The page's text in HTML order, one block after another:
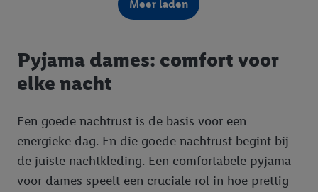
Meer laden
Pyjama dames: comfort voor
elke nacht
Een goede nachtrust is de basis voor een
energieke dag. En die goede nachtrust begint bij
de juiste nachtkleding. Een comfortabele pyjama
voor dames speelt een cruciale rol in hoe prettig